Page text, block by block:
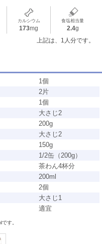
カルシウム
173mg
食塩相当量
2.4g
上記は、1人分です。
1個
2片
1個
大さじ2
200g
大さじ2
150g
1/2缶（200g）
茶わん4杯分
200ml
2個
大さじ1
適宜
す。